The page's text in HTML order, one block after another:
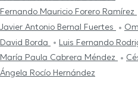
Fernando Mauricio Forero Ramírez
Javier Antonio Bernal Fuertes
David Borda
Luis Fernando
María Paula Cabrera Méndez
Ángela Rocío Hernández